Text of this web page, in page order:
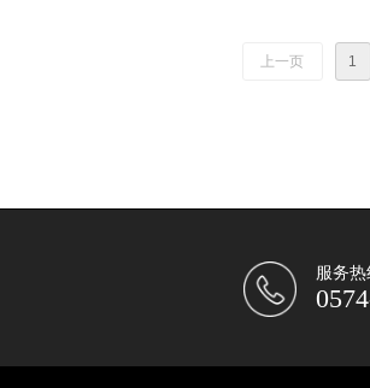
上一页 1
服务热